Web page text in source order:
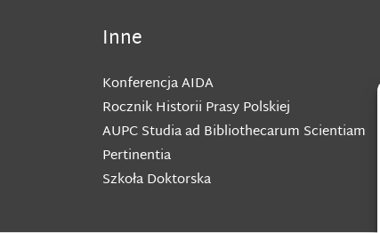
Inne
Konferencja AIDA
Rocznik Historii Prasy Polskiej
AUPC Studia ad Bibliothecarum Scientiam
Pertinentia
Szkoła Doktorska